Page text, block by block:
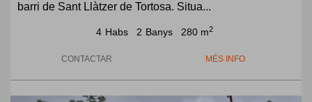
barri de Sant Llàtzer de Tortosa. Situa...
4 Habs 2 Banys 280 m2
CONTACTAR MÉS INFO